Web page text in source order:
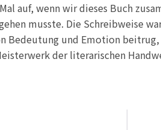
auf, wenn wir dieses Buch
musste. Die Schreibweise
Bedeutung und Emotion
der literarischen